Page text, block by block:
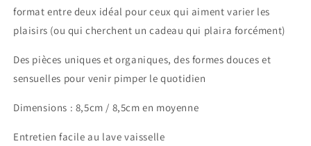
format entre deux idéal pour ceux qui aiment varier les
plaisirs (ou qui cherchent un cadeau qui plaira forcément)
Des pièces uniques et organiques, des formes douces et
sensuelles pour venir pimper le quotidien
Dimensions : 8,5cm / 8,5cm en moyenne
Entretien facile au lave vaisselle